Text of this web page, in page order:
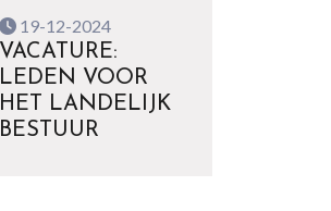
19-12-2024
VACATURE:
LEDEN VOOR
HET LANDELIJK
BESTUUR